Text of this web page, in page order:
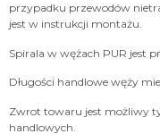
przypadku przewodów
jest w instrukcji montażu.
Spirala w wężach PUR jest
Długości handlowe węży
Zwrot towaru jest możliwy
handlowych.